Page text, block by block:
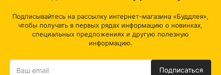
Подписывайтесь на рассылку интернет-магазина «Буддлея»,
чтобы получать в первых рядах информацию о новинках,
специальных предложениях и другую полезную
информацию.
Подписаться